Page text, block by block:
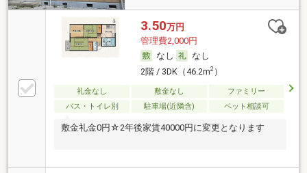
3.50万円
管理費2,000円
なし
なし
2階 / 3DK（46.2m2）
礼金なし 敷金なし
ファミリー
バス・トイレ別
駐車場(近隣含) ペット相談可
敷金礼金0円☆2年後家賃40000円に変更となります